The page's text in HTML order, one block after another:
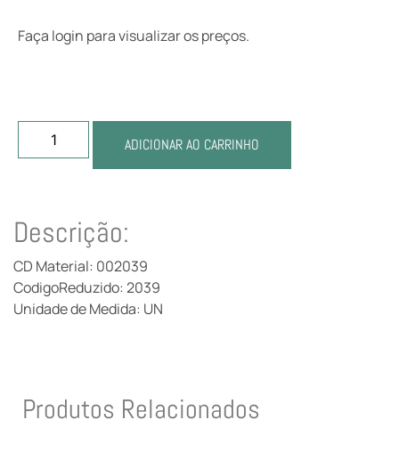
Faça login para visualizar os preços.
ADICIONAR AO CARRINHO
Descrição:
CD Material: 002039
CodigoReduzido: 2039
Unidade de Medida: UN
Produtos Relacionados